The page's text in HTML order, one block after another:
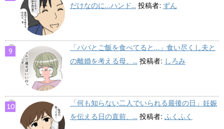
だけなのに…ハンド... 投稿者: ずん
「パパとご飯を食べてると…」食い尽くし夫と
の離婚を考える母、... 投稿者: しろみ
「何も知らない二人でいられる最後の日」妊娠
を伝える日の直前、... 投稿者: ふくふく